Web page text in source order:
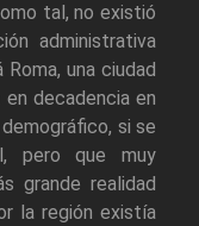
tal, no existió
administrativa
una ciudad
decadencia en
si se
pero que muy
grande realidad
la región existía